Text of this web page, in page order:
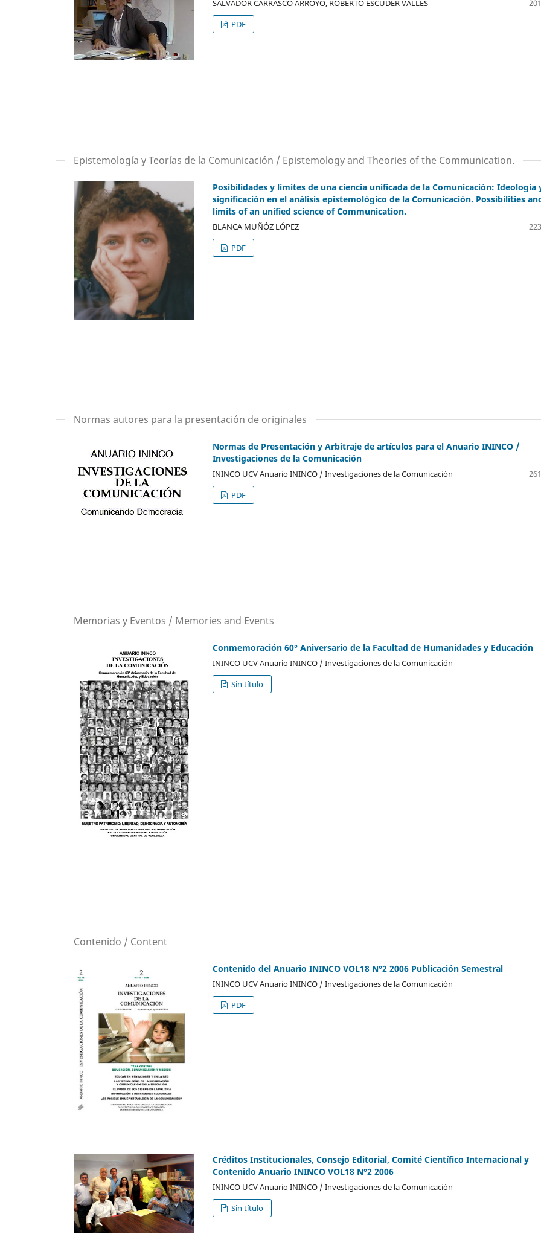
SALVADOR CARRASCO ARROYO, ROBERTO ESCUDER VALLES
PDF
Epistemología y Teorías de la Comunicación / Epistemology and Theories of the Communication.
Posibilidades y límites de una ciencia unificada de la Comunicación: Ideología
significación en el análisis epistemológico de la Comunicación. Possibilities
limits of an unified science of Communication.
BLANCA MUÑÓZ LÓPEZ
PDF
Normas autores para la presentación de originales
Normas de Presentación y Arbitraje de artículos para el Anuario ININCO /
Investigaciones de la Comunicación
ININCO UCV Anuario ININCO / Investigaciones de la Comunicación
PDF
Memorias y Eventos / Memories and Events
Conmemoración 60° Aniversario de la Facultad de Humanidades y Educación
ININCO UCV Anuario ININCO / Investigaciones de la Comunicación
Sin título
Contenido / Content
Contenido del Anuario ININCO VOL18 N°2 2006 Publicación Semestral
ININCO UCV Anuario ININCO / Investigaciones de la Comunicación
PDF
Créditos Institucionales, Consejo Editorial, Comité Científico Internacional y
Contenido Anuario ININCO VOL18 N°2 2006
ININCO UCV Anuario ININCO / Investigaciones de la Comunicación
Sin título